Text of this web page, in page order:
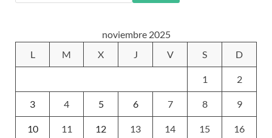
noviembre 2025
L
M X J V S D
1 2
3 4 5 6 7 8 9
10 11 12 13 14 15 16